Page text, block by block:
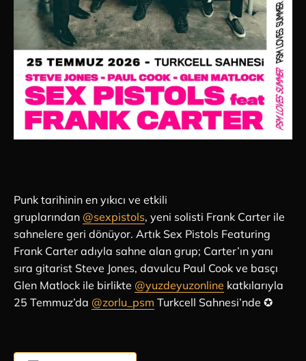
Punk tarihinin en yıkıcı ve etkili
gruplarından @sexpistols, yeni solisti Frank Carter ile
sahnelere geri dönüyor. Artık Sex Pistols Featuring
Frank Carter adıyla sahne alan grup; Carter’ın yanı
sıra gitarist Steve Jones, davulcu Paul Cook ve basçı
Glen Matlock ile birlikte @yuzdeyuzonline katkılarıyla
25 Temmuz’da @zorlu_psm Turkcell Sahnesi’nde ✪